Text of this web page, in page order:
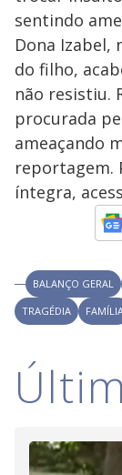
M
u
d
o
sentindo
Dona Izabel,
do filho,
não resistiu.
procurada
ameaçando
reportagem.
íntegra,
BALANÇO GERAL
TRAGÉDIA